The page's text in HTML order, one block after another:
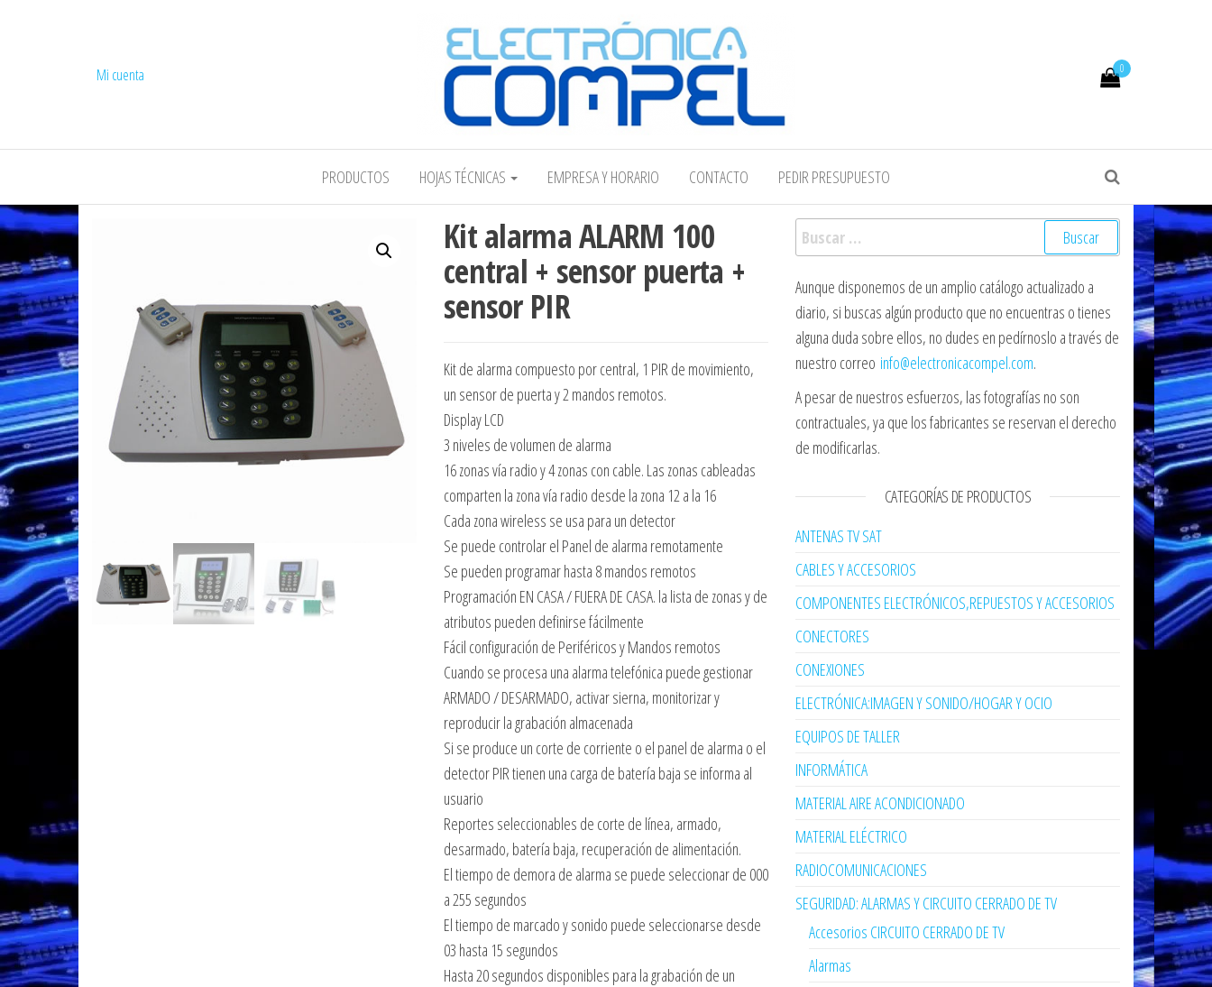
COMPEL Electrónica COMPEL
0
Mi cuenta
PRODUCTOS HOJAS TÉCNICAS EMPRESA Y HORARIO CONTACTO PEDIR PRESUPUESTO
Kit alarma ALARM 100
central + sensor puerta +
sensor PIR
Kit de alarma compuesto por central, 1 PIR de movimiento,
un sensor de puerta y 2 mandos remotos.
Display LCD
3 niveles de volumen de alarma
16 zonas vía radio y 4 zonas con cable. Las zonas cableadas
comparten la zona vía radio desde la zona 12 a la 16
Cada zona wireless se usa para un detector
Se puede controlar el Panel de alarma remotamente
Se pueden programar hasta 8 mandos remotos
Programación EN CASA / FUERA DE CASA. la lista de zonas y de
atributos pueden definirse fácilmente
Fácil configuración de Periféricos y Mandos remotos
Cuando se procesa una alarma telefónica puede gestionar
ARMADO / DESARMADO, activar sierna, monitorizar y
reproducir la grabación almacenada
Si se produce un corte de corriente o el panel de alarma o el
detector PIR tienen una carga de batería baja se informa al
usuario
Reportes seleccionables de corte de línea, armado,
desarmado, batería baja, recuperación de alimentación.
El tiempo de demora de alarma se puede seleccionar de 000
a 255 segundos
El tiempo de marcado y sonido puede seleccionarse desde
03 hasta 15 segundos
Hasta 20 segundos disponibles para la grabación de un
Buscar:
Aunque disponemos de un amplio catálogo actualizado a
diario, si buscas algún producto que no encuentras o tienes
alguna duda sobre ellos, no dudes en pedírnoslo a través de
nuestro correo info@electronicacompel.com.
A pesar de nuestros esfuerzos, las fotografías no son
contractuales, ya que los fabricantes se reservan el derecho
de modificarlas.
CATEGORÍAS DE PRODUCTOS
ANTENAS TV SAT
CABLES Y ACCESORIOS
COMPONENTES ELECTRÓNICOS,REPUESTOS Y ACCESORIOS
CONECTORES
CONEXIONES
ELECTRÓNICA:IMAGEN Y SONIDO/HOGAR Y OCIO
EQUIPOS DE TALLER
INFORMÁTICA
MATERIAL AIRE ACONDICIONADO
MATERIAL ELÉCTRICO
RADIOCOMUNICACIONES
SEGURIDAD: ALARMAS Y CIRCUITO CERRADO DE TV
Accesorios CIRCUITO CERRADO DE TV
Alarmas